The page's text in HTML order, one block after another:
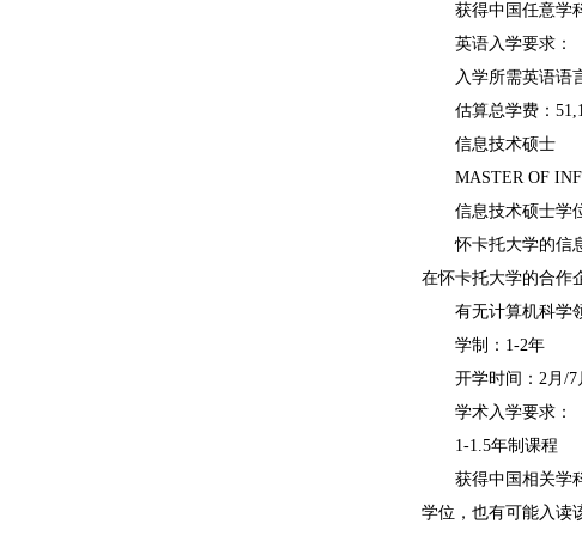
获得中国任意学科
英语入学要求：
入学所需英语语言
估算总学费：
信息技术硕士
MASTER OF
信息技术硕士学位
怀卡托大学的信息
在怀卡托大学的合作
有无计算机科学领
学制：1-2年
开学时间：2月/7
学术入学要求：
1-1.5年制课程
获得中国相关学科
学位，也有可能入读